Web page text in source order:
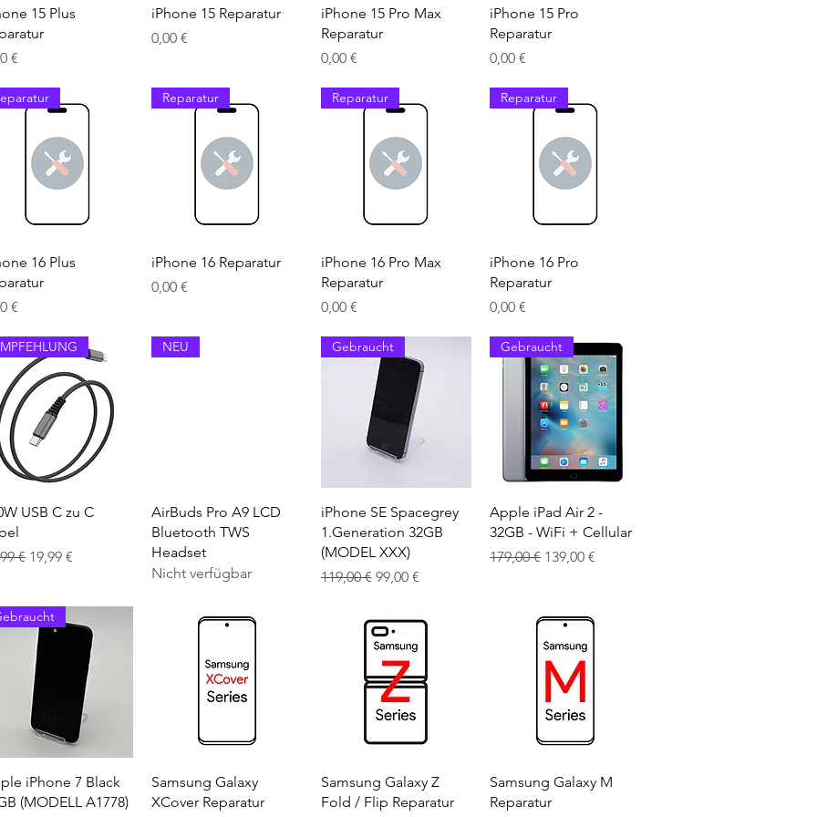
Schnellansicht
15 Plus
€
Schnellansicht
iPhone 15 Reparatur
Preis
0,00 €
Schnellansicht
iPhone 15 Pro Max
Reparatur
Preis
0,00 €
Schnellansicht
iPhone 15 Pro
Reparatur
Preis
0,00 €
Schnellansicht
16 Plus
€
Schnellansicht
Reparatur
iPhone 16 Reparatur
Preis
0,00 €
Schnellansicht
Reparatur
iPhone 16 Pro Max
Reparatur
Preis
0,00 €
Schnellansicht
Reparatur
iPhone 16 Pro
Reparatur
Preis
0,00 €
Schnellansicht
USB C zu C
€ Sale-Preis
19,99 €
Schnellansicht
NEU
AirBuds Pro A9 LCD
Bluetooth TWS
Headset
Nicht verfügbar
Schnellansicht
Gebraucht
iPhone SE Spacegrey
1.Generation 32GB
(MODEL XXX)
Standardpreis
119,00 € Sale-Preis
99,00 €
Schnellansicht
Gebraucht
Apple iPad Air 2 -
32GB - WiFi + Cellular
Standardpreis
179,00 € Sale-Preis
139,00 €
Schnellansicht
iPhone 7 Black
(MODELL A1778)
Schnellansicht
Samsung Galaxy
XCover Reparatur
Schnellansicht
Samsung Galaxy Z
Fold / Flip Reparatur
Schnellansicht
Samsung Galaxy M
Reparatur